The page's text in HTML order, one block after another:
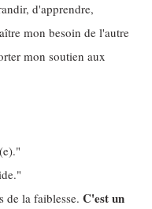
d'apprendre,
mon besoin de l'autre
mon soutien aux
de la faiblesse. C'est un